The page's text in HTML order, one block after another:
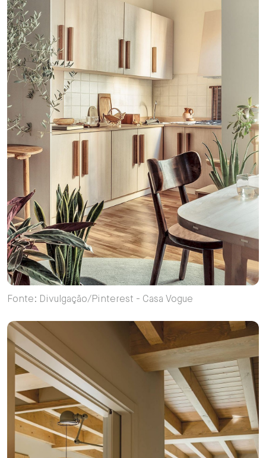
Fonte: Divulgação/Pinterest - Casa Vogue